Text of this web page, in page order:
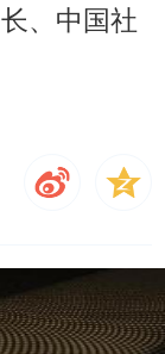
、中国社